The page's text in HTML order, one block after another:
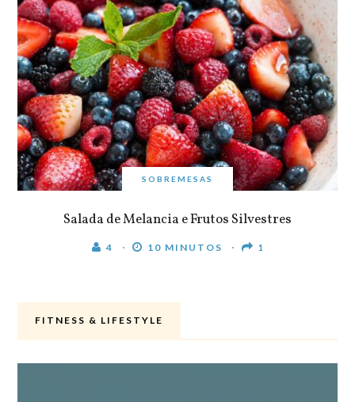
SOBREMESAS
Salada de Melancia e Frutos Silvestres
4 10 MINUTOS 1
FITNESS & LIFESTYLE